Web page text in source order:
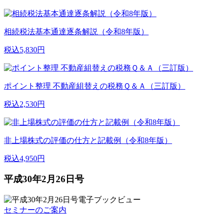
相続税法基本通達逐条解説（令和8年版）
税込5,830円
ポイント整理 不動産組替えの税務Ｑ＆Ａ（三訂版）
税込2,530円
非上場株式の評価の仕方と記載例（令和8年版）
税込4,950円
平成30年2月26日号
セミナーのご案内